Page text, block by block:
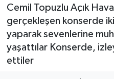
Cemil Topuzlu Açık
gerçekleşen konserde
yaparak sevenlerine
yaşattılar Konserde,
ettiler
Haber Arşivi